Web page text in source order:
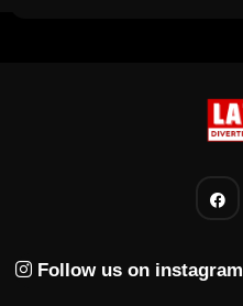
Follow us on instagram